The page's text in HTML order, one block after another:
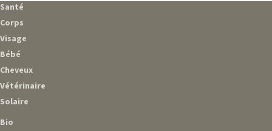
Santé
Corps
Visage
Bébé
Cheveux
Vétérinaire
Solaire
Bio